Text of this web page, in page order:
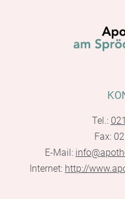
Tel.:
Fax:
E-Mail:
Internet: http://